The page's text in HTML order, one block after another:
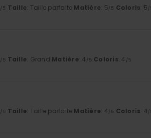
/5 Taille: Taille parfaite Matière: 5/5 Coloris: 5/
/5 Taille: Grand Matière: 4 /5 Coloris: 4 /5
/5 Taille: Taille parfaite Matière: 4/5 Coloris: 4/